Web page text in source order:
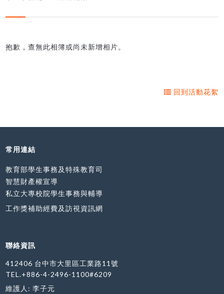
抱歉，查無此相簿或尚未新增相片。
回到活動花絮
常用連結
教育部學生事務及特殊教育司
智慧財產權宣導
私立大專校院學生事務與輔導
工作獎補助經費及訪視資訊網
聯絡資訊
412406 台中市大里區工業路11號
TEL.+886-4-2496-1100#6209
維護人: 李子元